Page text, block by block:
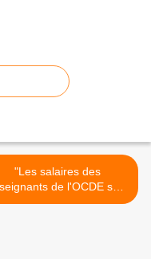
"Les salaires des
de l'OCDE sont
attractifs, en particulier